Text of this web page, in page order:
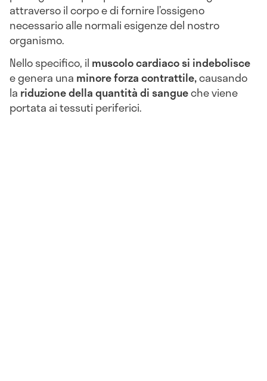
attraverso il corpo e di fornire l’ossigeno
necessario alle normali esigenze del nostro
organismo.
Nello specifico, il muscolo cardiaco si indebolisce
e genera una minore forza contrattile,causando
la riduzione della quantità di sangueche viene
portata ai tessuti periferici.